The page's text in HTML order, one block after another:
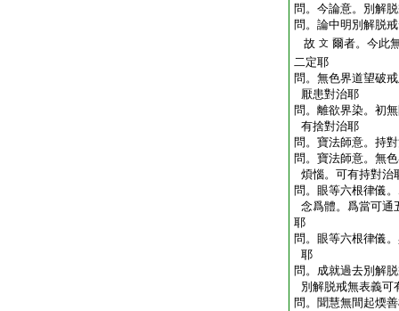
問。今論意。別解
問。論中明別解脱
故 文 爾者。今此
二定耶
問。無色界道望破
厭患對治耶
問。離欲界染。初
有捨對治耶
問。寶法師意。持
問。寶法師意。無
煩惱。可有持對治
問。眼等六根律儀
念爲體。爲當可通
耶
問。眼等六根律儀
耶
問。成就過去別解
別解脱戒無表義可
問。聞慧無間起煗